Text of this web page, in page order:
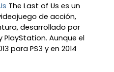
The Last of Us es un
de acción,
desarrollado por
PlayStation. Aunque el
para PS3 y en 2014